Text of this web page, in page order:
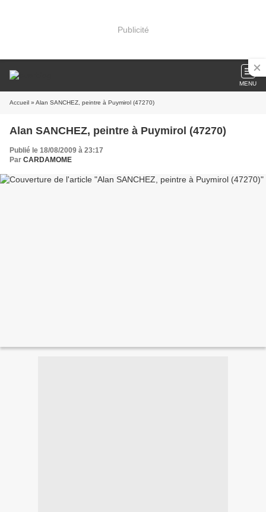
Publicité
MENU
Accueil » Alan SANCHEZ, peintre à Puymirol (47270)
Alan SANCHEZ, peintre à Puymirol (47270)
Publié le 18/08/2009 à 23:17
Par CARDAMOME